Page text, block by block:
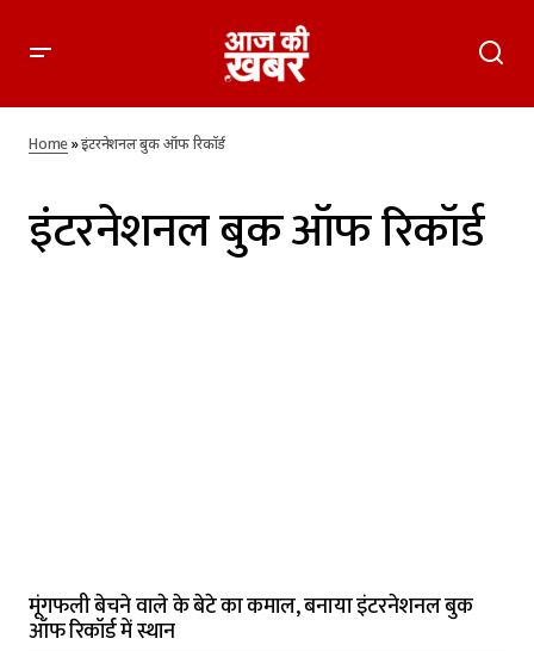
Home»इंटरनेशनल बुक ऑफ रिकॉर्ड
इंटरनेशनल बुक ऑफ रिकॉर्ड
मूंगफली बेचने वाले के बेटे का कमाल, बनाया इंटरनेशनल बुक
ऑफ रिकॉर्ड में स्थान